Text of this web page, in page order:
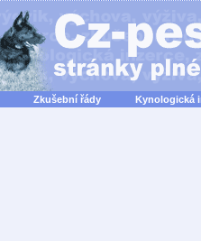
Zkušební řády Kynologická